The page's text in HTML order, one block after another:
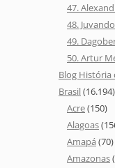
47.
48.
49.
50. Artur
Blog
Brasil(16.194)
Acre(150)
Alagoas
Amapá (70)
Amazonas